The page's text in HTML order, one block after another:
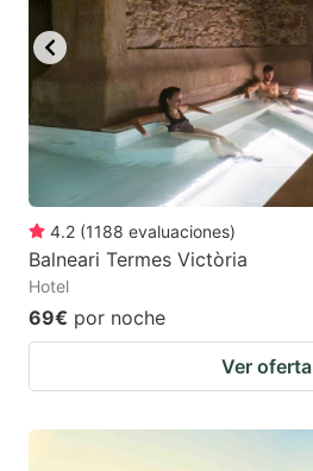
4.2 (1188 evaluaciones)
Balneari Termes Victòria
Hotel
69€ por noche
Ver oferta